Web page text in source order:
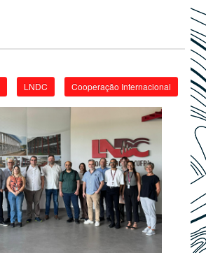
LNDC Cooperação Internacional